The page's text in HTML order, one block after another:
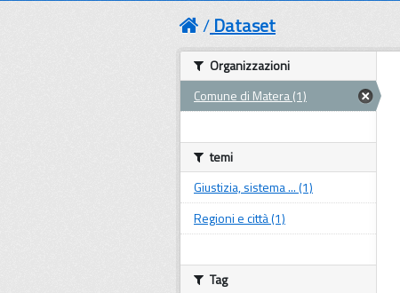
Dataset
Organizzazioni
Comune di Matera (1)
temi
Giustizia, sistema ... (1)
Regioni e città (1)
Tag